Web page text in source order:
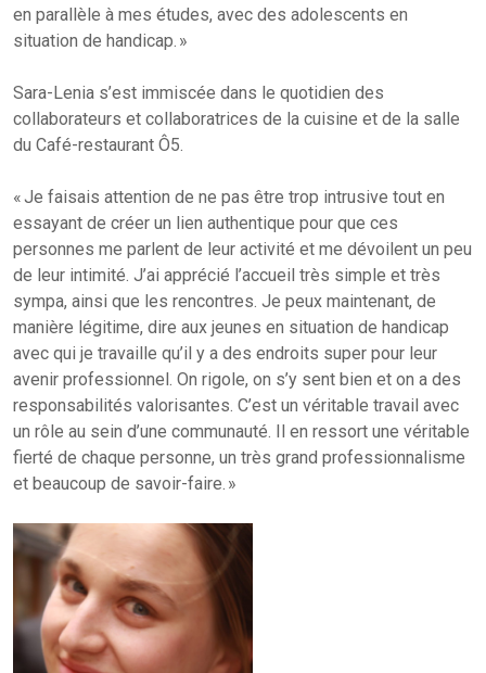
en parallèle à mes études, avec des adolescents en
situation de handicap. »
Sara-Lenia s’est immiscée dans le quotidien des
collaborateurs et collaboratrices de la cuisine et de la salle
du Café-restaurant Ô5.
« Je faisais attention de ne pas être trop intrusive tout en
essayant de créer un lien authentique pour que ces
personnes me parlent de leur activité et me dévoilent un peu
de leur intimité. J’ai apprécié l’accueil très simple et très
sympa, ainsi que les rencontres. Je peux maintenant, de
manière légitime, dire aux jeunes en situation de handicap
avec qui je travaille qu’il y a des endroits super pour leur
avenir professionnel. On rigole, on s’y sent bien et on a des
responsabilités valorisantes. C’est un véritable travail avec
un rôle au sein d’une communauté. Il en ressort une véritable
fierté de chaque personne, un très grand professionnalisme
et beaucoup de savoir-faire. »